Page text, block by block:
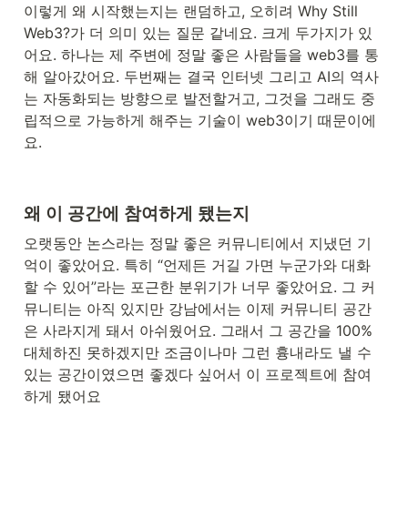
이렇게 왜 시작했는지는 랜덤하고, 오히려 Why Still
Web3?가 더 의미 있는 질문 같네요. 크게 두가지가 있
어요. 하나는 제 주변에 정말 좋은 사람들을 web3를 통
해 알아갔어요. 두번째는 결국 인터넷 그리고 AI의 역사
는 자동화되는 방향으로 발전할거고, 그것을 그래도 중
립적으로 가능하게 해주는 기술이 web3이기 때문이에
요.
왜 이 공간에 참여하게 됐는지
오랫동안 논스라는 정말 좋은 커뮤니티에서 지냈던 기
억이 좋았어요. 특히 “언제든 거길 가면 누군가와 대화
할 수 있어”라는 포근한 분위기가 너무 좋았어요. 그 커
뮤니티는 아직 있지만 강남에서는 이제 커뮤니티 공간
은 사라지게 돼서 아쉬웠어요. 그래서 그 공간을 100%
대체하진 못하겠지만 조금이나마 그런 흉내라도 낼 수
있는 공간이였으면 좋겠다 싶어서 이 프로젝트에 참여
하게 됐어요